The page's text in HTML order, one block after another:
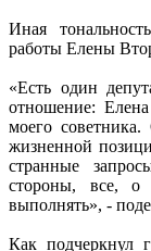
Иная
работы Елены
«Есть один
отношение:
моего
жизненной
странные
стороны, все, о
выполнять», -
Как подчеркнул